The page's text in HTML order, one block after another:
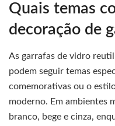
Quais temas
decoração de
As garrafas de vidro
podem seguir temas
comemorativas ou o
moderno. Em ambientes
branco, bege e cinza,